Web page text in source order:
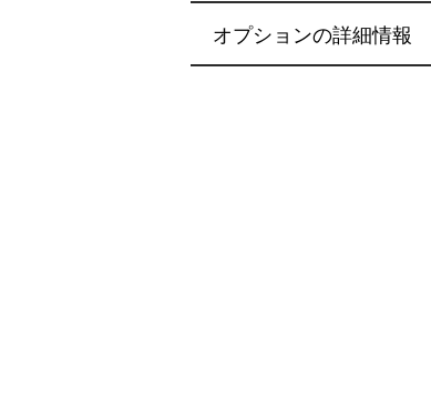
オプションの詳細情報